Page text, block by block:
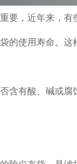
要，近年来，
的使用寿命。
含有酸、碱或